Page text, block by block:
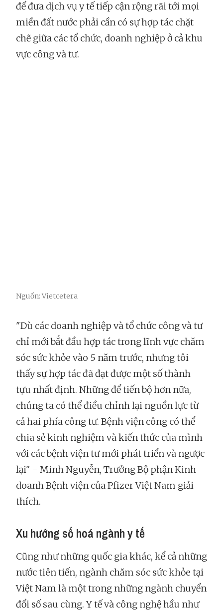
để đưa dịch vụ y tế tiếp cận rộng rãi tới mọi
miền đất nước phải cần có sự hợp tác chặt
chẽ giữa các tổ chức, doanh nghiệp ở cả khu
vực công và tư.
Nguồn: Vietcetera
"Dù các doanh nghiệp và tổ chức công và tư
chỉ mới bắt đầu hợp tác trong lĩnh vực chăm
sóc sức khỏe vào 5 năm trước, nhưng tôi
thấy sự hợp tác đã đạt được một số thành
tựu nhất định. Những để tiến bộ hơn nữa,
chúng ta có thể điều chỉnh lại nguồn lực từ
cả hai phía công tư. Bệnh viện công có thể
chia sẻ kinh nghiệm và kiến thức của mình
với các bệnh viện tư mới phát triển và ngược
lại" - Minh Nguyễn, Trưởng Bộ phận Kinh
doanh Bệnh viện của Pfizer Việt Nam giải
thích.
Xu hướng số hoá ngành y tế
Cũng như những quốc gia khác, kể cả những
nước tiên tiến, ngành chăm sóc sức khỏe tại
Việt Nam là một trong những ngành chuyển
đổi số sau cùng. Y tế và công nghệ hầu như